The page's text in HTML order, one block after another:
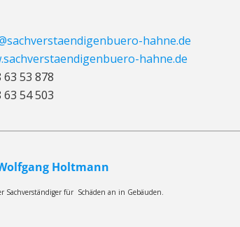
hahne.de
hahne.de
63 53 878
63 54 503
Holtmann
Sachverständiger für Schäden an in Gebäuden.